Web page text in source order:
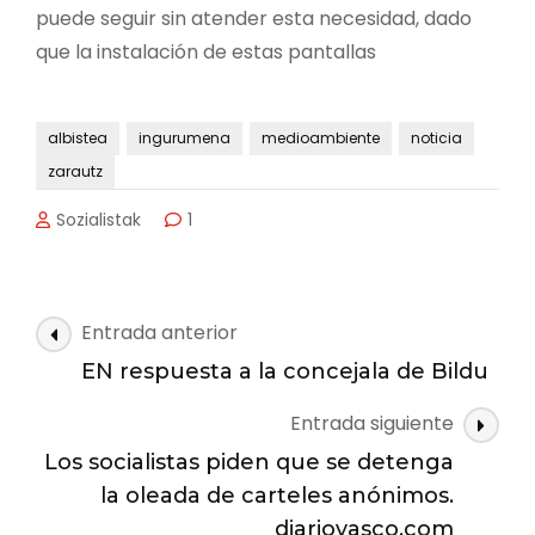
puede seguir sin atender esta necesidad, dado
que la instalación de estas pantallas
albistea ingurumena medioambiente
noticia
zarautz
Sozialistak 1
Navegación
de
Entrada anterior
EN respuesta a la concejala de Bildu
Entrada siguiente
Los socialistas piden que se detenga
la oleada de carteles anónimos.
diariovasco.com